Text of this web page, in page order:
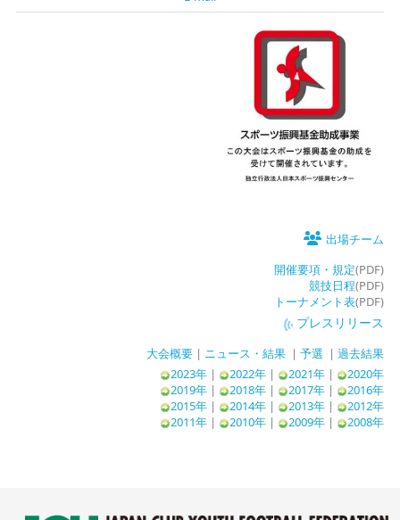
出場チーム
開催要項・規定(PDF)
競技日程(PDF)
トーナメント表(PDF)
プレスリリース
大会概要| ニュース・結果| 予選 | 過去結果
2023年| 2022年| 2021年|
2020年
2019年| 2018年| 2017年|
2016年
2015年| 2014年| 2013年|
2012年
2011年| 2010年| 2009年| 2008年